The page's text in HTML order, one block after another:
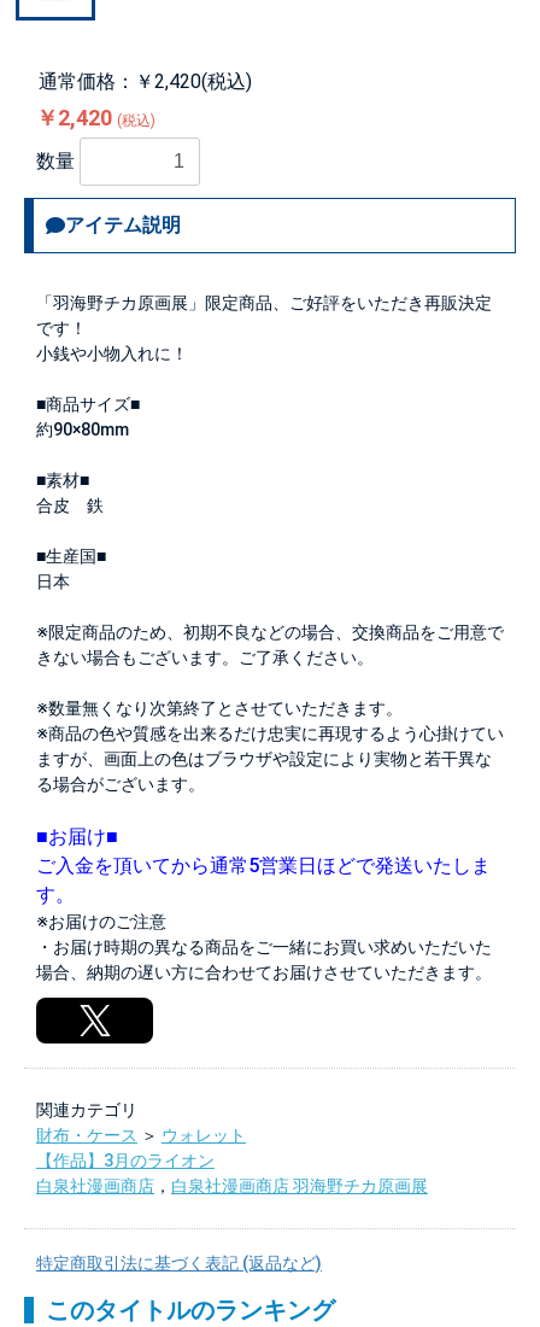
通常価格：￥2,420(税込)
￥2,420 (税込)
数量
アイテム説明
「羽海野チカ原画展」限定商品、ご好評をいただき再販決定
です！
小銭や小物入れに！
■商品サイズ■
約90×80mm
■素材■
合皮 鉄
■生産国■
日本
※限定商品のため、初期不良などの場合、交換商品をご用意で
きない場合もございます。ご了承ください。
※数量無くなり次第終了とさせていただきます。
※商品の色や質感を出来るだけ忠実に再現するよう心掛けてい
ますが、画面上の色はブラウザや設定により実物と若干異な
る場合がございます。
■お届け■
ご入金を頂いてから通常5営業日ほどで発送いたしま
す。
※お届けのご注意
・お届け時期の異なる商品をご一緒にお買い求めいただいた
場合、納期の遅い方に合わせてお届けさせていただきます。
関連カテゴリ
財布・ケース ＞ ウォレット
【作品】3月のライオン
白泉社漫画商店 ， 白泉社漫画商店 羽海野チカ原画展
特定商取引法に基づく表記 (返品など)
このタイトルのランキング